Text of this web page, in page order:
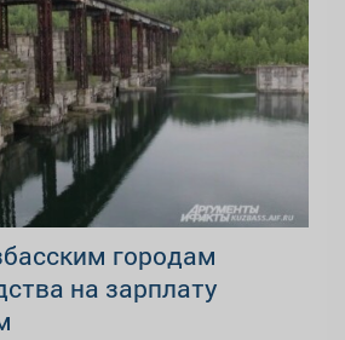
городам
на зарплату